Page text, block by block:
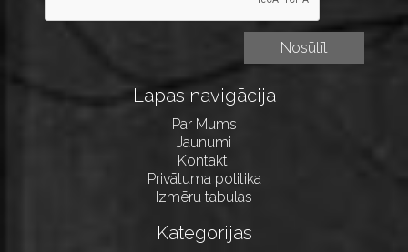
Lapas navigācija
Par Mums
Jaunumi
Kontakti
Privātuma politika
Izmēru tabulas
Kategorijas